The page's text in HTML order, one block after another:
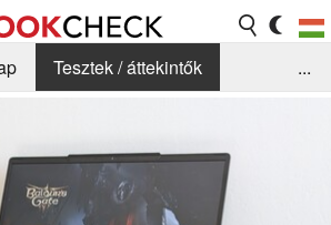
Tesztek / áttekintők
...